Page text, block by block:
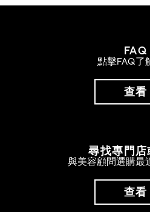
FAQ
點擊FAQ了
查看
尋找專門店
與美容顧問選購最
查看